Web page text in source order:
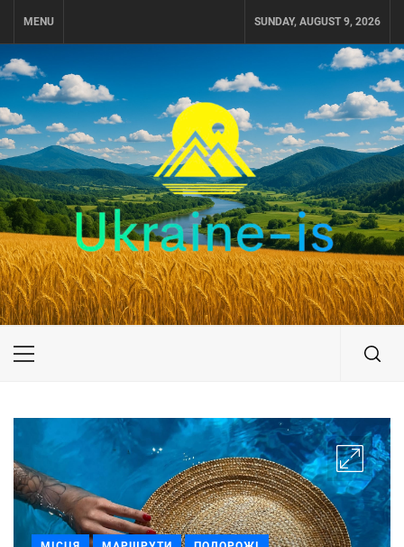
MENU SUNDAY, AUGUST 9, 2026
UKRAINE-IS
ПОДОРОЖI ПО УКРАЇНІ
Primary